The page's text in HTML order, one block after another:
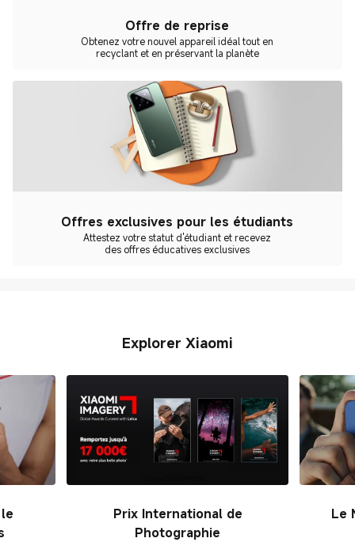
Offre de reprise
Obtenez votre nouvel appareil idéal tout en
recyclant et en préservant la planète
Offres exclusives pour les étudiants
Attestez votre statut d'étudiant et recevez
des offres éducatives exclusives
Explorer Xiaomi
Prix International de
Photographie
Le